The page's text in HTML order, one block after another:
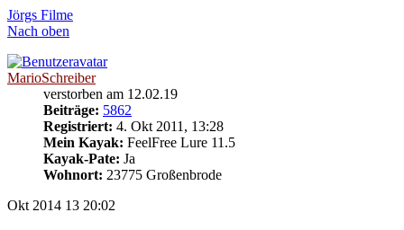
Jörgs Filme
Nach oben
MarioSchreiber
verstorben am 12.02.19
Beiträge: 5862
Registriert: 4. Okt 2011, 13:28
Mein Kayak: FeelFree Lure 11.5
Kayak-Pate: Ja
Wohnort: 23775 Großenbrode
Okt 2014 13 20:02